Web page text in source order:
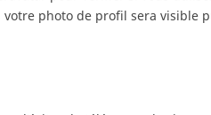
photo de profil sera visible